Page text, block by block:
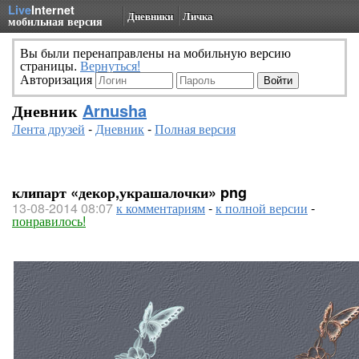
LiveInternet
мобильная версия Дневники Личка
Вы были перенаправлены на мобильную версию
страницы. Вернуться!
Авторизация
Дневник Arnusha
Лента друзей -Дневник-Полная версия
клипарт «декор,украшалочки» png
13-08-2014 08:07к комментариям-к полной версии -
понравилось!